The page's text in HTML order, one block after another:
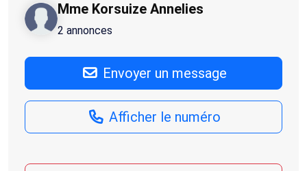
Mme Korsuize Annelies
2 annonces
Envoyer un message
Afficher le numéro